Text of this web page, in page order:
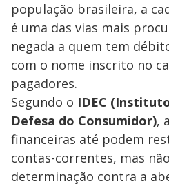
população brasileira, a
é uma das vias mais
negada a quem tem
com o nome inscrito no
pagadores.
Segundo o IDEC
Defesa do Consumidor),
financeiras até podem
contas-correntes, mas
determinação contra a